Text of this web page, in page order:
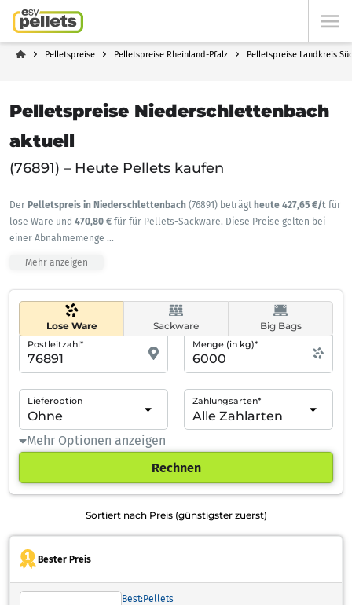
Pelletspreise Pelletspreise Rheinland-Pfalz Pelletspreise Landkreis
Pelletspreise Niederschlettenbach
aktuell
(76891) – Heute Pellets kaufen
Der Pelletspreis in Niederschlettenbach (76891) beträgt heute 427,65 €/t für
lose Ware und 470,80 € für für Pellets-Sackware. Diese Preise gelten bei
einer Abnahmemenge ...
Mehr anzeigen
Lose Ware Sackware Big Bags
Postleitzahl* Menge (in kg)*
Lieferoption Zahlungsarten*
Mehr Optionen anzeigen
Rechnen
Sortiert nach Preis (günstigster zuerst)
Bester Preis
Best:Pellets